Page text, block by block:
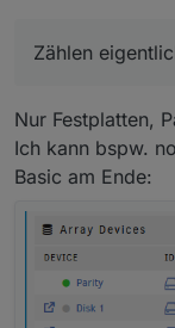
Zählen
Nur Festplatten,
Ich kann bspw.
Basic am Ende: